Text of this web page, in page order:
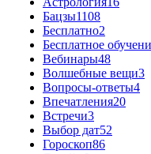
Бацзы1108
Бесплатно2
Бесплатное
Вебинары48
Волшебные вещи3
Вопросы-ответы4
Впечатления20
Встречи3
Выбор дат52
Гороскоп86